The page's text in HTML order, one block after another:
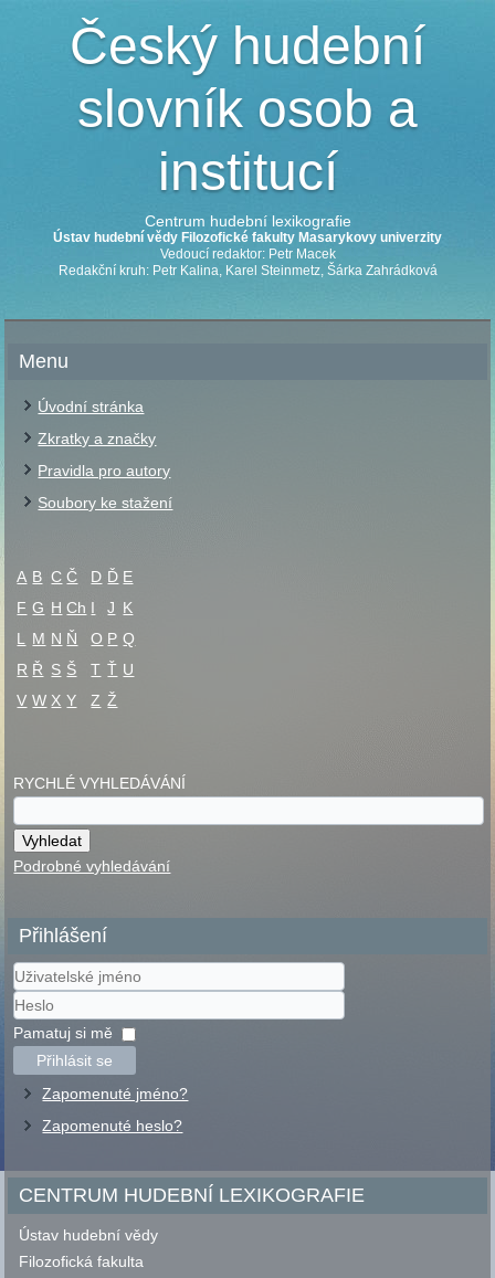
Český hudební
slovník osob a
institucí
Centrum hudební lexikografie
Ústav hudební vědy Filozofické fakulty Masarykovy univerzity
Vedoucí redaktor: Petr Macek
Redakční kruh: Petr Kalina, Karel Steinmetz, Šárka Zahrádková
Menu
Úvodní stránka
Zkratky a značky
Pravidla pro autory
Soubory ke stažení
A B C Č D Ď E
F G H Ch I J K
L
M N Ň O P Q
R Ř S Š T Ť U
V W X Y Z Ž
RYCHLÉ VYHLEDÁVÁNÍ
Podrobné vyhledávání
Přihlášení
Uživatelské
jméno
Heslo
Pamatuj si mě
Přihlásit se
Zapomenuté jméno?
Zapomenuté heslo?
CENTRUM HUDEBNÍ LEXIKOGRAFIE
Ústav hudební vědy
Filozofická fakulta